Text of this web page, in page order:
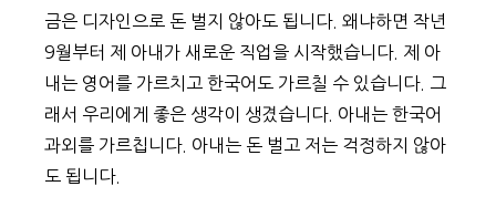
금은 디자인으로 돈 벌지 않아도 됩니다. 왜냐하면 작년
9월부터 제 아내가 새로운 직업을 시작했습니다. 제 아
내는 영어를 가르치고 한국어도 가르칠 수 있습니다. 그
래서 우리에게 좋은 생각이 생겼습니다. 아내는 한국어
과외를 가르칩니다. 아내는 돈 벌고 저는 걱정하지 않아
도 됩니다.